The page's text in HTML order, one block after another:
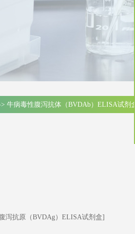
牛病毒性腹泻抗体（BVDAb）ELISA试剂盒
泻抗原（BVDAg）ELISA试剂盒]